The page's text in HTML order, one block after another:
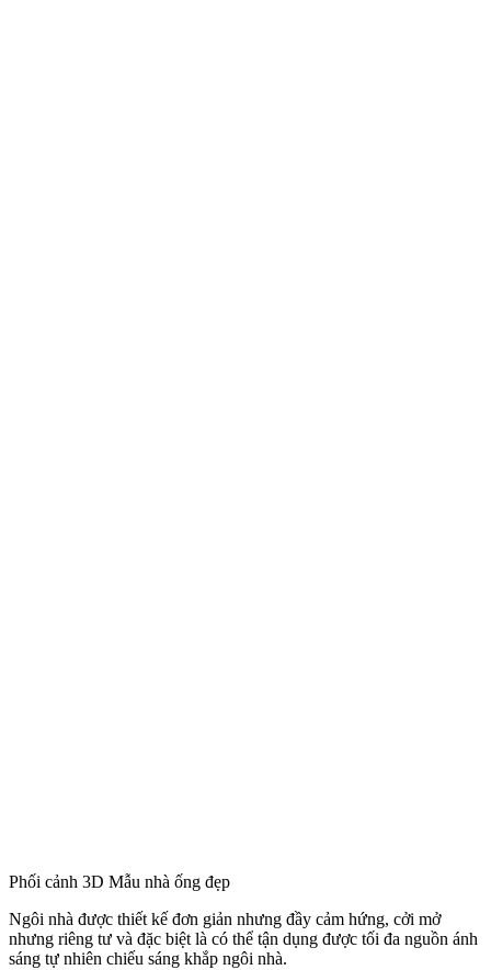
Phối cảnh 3D Mẫu nhà ống đẹp
Ngôi nhà được thiết kế đơn giản nhưng đầy cảm hứng, cởi mở
nhưng riêng tư và đặc biệt là có thể tận dụng được tối đa nguồn ánh
sáng tự nhiên chiếu sáng khắp ngôi nhà.